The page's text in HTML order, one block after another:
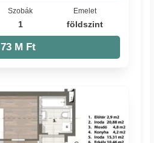
Szobák
1
Emelet
földszint
73 M Ft